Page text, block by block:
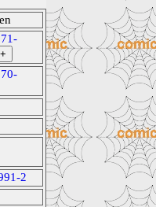
+
2